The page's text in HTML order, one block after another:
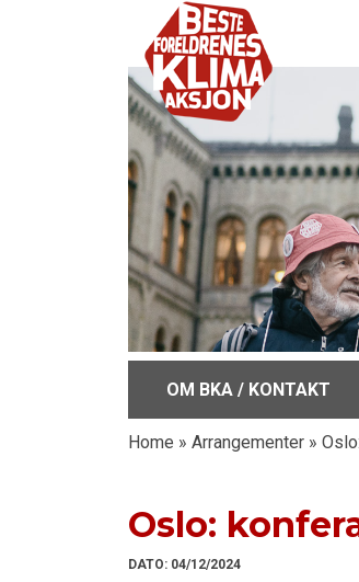
OM BKA / KONTAKT
Home » Arrangementer »
Oslo:
DATO: 04/12/2024